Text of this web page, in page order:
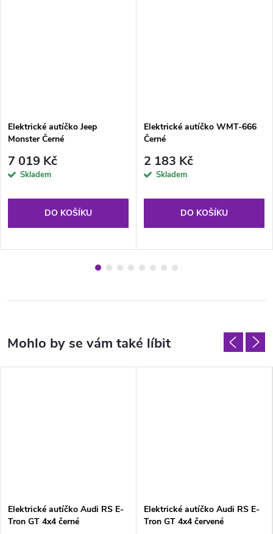
Elektrické autíčko Jeep
Monster Černé
7 019 Kč
Skladem
DO KOŠÍKU
Elektrické autíčko WMT-666
Černé
2 183 Kč
Skladem
DO KOŠÍKU
Elektrické autíčko Audi RS E-
Tron GT 4x4 černé
Elektrické autíčko Audi RS E-
Tron GT 4x4 červené